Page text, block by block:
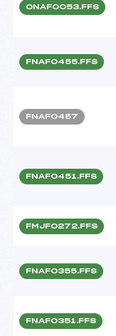
ONAF0053.FFS
FNAF0455.FFS
FNAF0457
FNAF0451.FFS
FMJF0272.FFS
FNAF0355.FFS
FNAF0351.FFS